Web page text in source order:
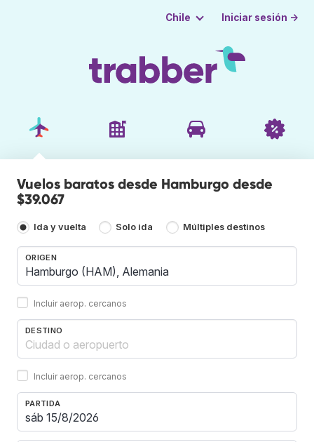
Chile Iniciar sesión →
Vuelos baratos desde Hamburgo desde
$39.067
Ida y vuelta Solo ida Múltiples destinos
ORIGEN
Incluir aerop. cercanos
DESTINO
Incluir aerop. cercanos
PARTIDA